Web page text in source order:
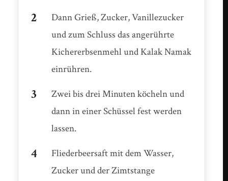
Dann Grieß, Zucker, Vanillezucker
und zum Schluss das angerührte
Kichererbsenmehl und Kalak Namak
einrühren.
Zwei bis drei Minuten köcheln und
dann in einer Schüssel fest werden
lassen.
Fliederbeersaft mit dem Wasser,
Zucker und der Zimtstange